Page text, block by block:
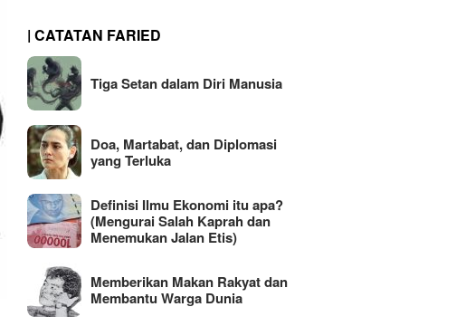
| CATATAN FARIED
Tiga Setan dalam Diri Manusia
Doa, Martabat, dan Diplomasi
yang Terluka
Definisi Ilmu Ekonomi itu apa?
(Mengurai Salah Kaprah dan
Menemukan Jalan Etis)
Memberikan Makan Rakyat dan
Membantu Warga Dunia